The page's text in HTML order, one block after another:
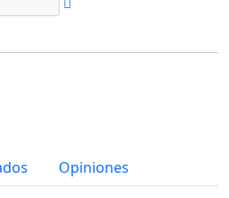
Opiniones